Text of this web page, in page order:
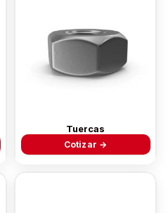
Tuercas
Cotizar →